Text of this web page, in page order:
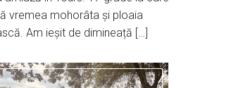
vremea mohorâta și ploaia
Am ieșit de dimineață […]